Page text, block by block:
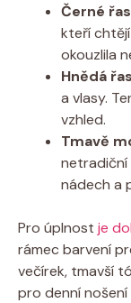
Černé
kteří
okouzlila
Hnědá
a vlasy.
vzhled.
Tmavě
netradiční
nádech a
Pro úplnost je
rámec barvení
večírek, tmavší
pro denní